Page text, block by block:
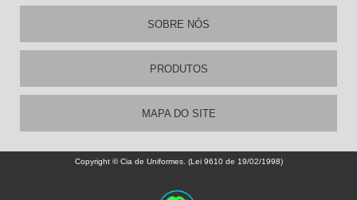
SOBRE NÓS
PRODUTOS
MAPA DO SITE
Copyright © Cia de Uniformes. (Lei 9610 de 19/02/1998)